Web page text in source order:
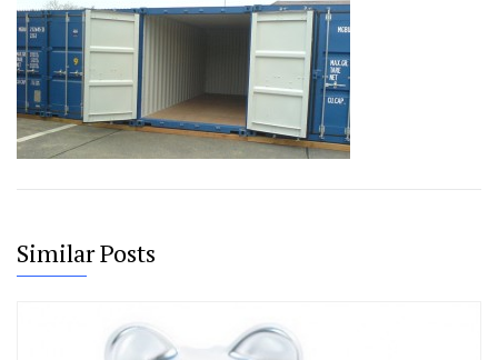
Similar Posts